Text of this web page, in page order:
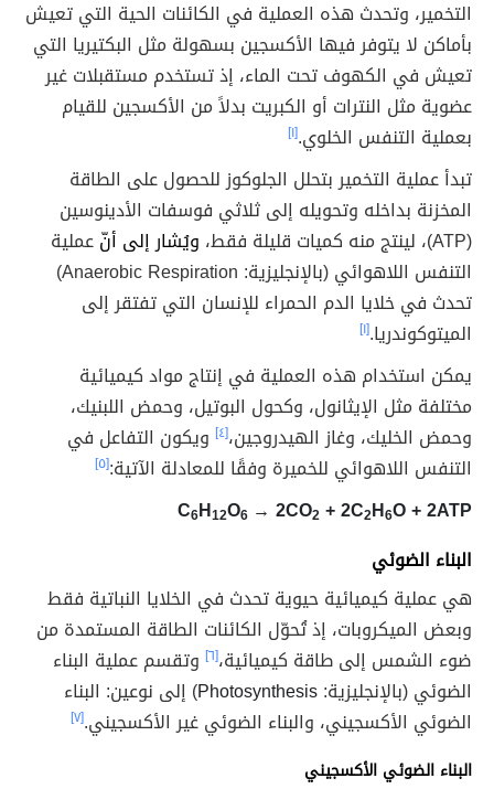
التخمير، وتحدث هذه العملية في الكائنات الحية التي تعيش
بأماكن لا يتوفر فيها الأكسجين بسهولة مثل البكتيريا التي
تعيش في الكهوف تحت الماء، إذ تستخدم مستقبلات غير
عضوية مثل النترات أو الكبريت بدلاً من الأكسجين للقيام
بعملية التنفس الخلوي.[١]
تبدأ عملية التخمير بتحلل الجلوكوز للحصول على الطاقة
المخزنة بداخله وتحويله إلى ثلاثي فوسفات الأدينوسين
(ATP)، لينتج منه كميات قليلة فقط،
ويُشار إلى أنّعملية
التنفس اللاهوائي (بالإنجليزية: Anaerobic Respiration)
تحدث في خلايا الدم الحمراء للإنسان التي تفتقر إلى
الميتوكوندريا.[١]
يمكن استخدام هذه العملية في إنتاج مواد كيميائية
مختلفة مثل الإيثانول، وكحول البوتيل، وحمض اللبنيك،
وحمض الخليك، وغاز الهيدروجين،[٤]
ويكون التفاعل في
التنفس اللاهوائي للخميرة وفقًا للمعادلة الآتية:[٥]
C6H12O6 → 2CO2 + 2C2H6O + 2ATP
البناء الضوئي
هي عملية كيميائية حيوية تحدث في الخلايا النباتية فقط
وبعض الميكروبات، إذ تُحوّل الكائنات الطاقة المستمدة من
ضوء الشمس إلى طاقة كيميائية،[٦]
وتقسم عملية البناء
الضوئي (بالإنجليزية:Photosynthesis) إلى نوعين: البناء
الضوئي الأكسجيني، والبناء الضوئي غير الأكسجيني.[٧]
البناء الضوئي الأكسجيني